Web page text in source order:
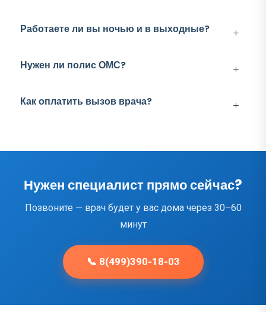
Работаете ли вы ночью и в выходные?
Нужен ли полис ОМС?
Как оплатить вызов врача?
Нужен специалист прямо сейчас?
Позвоните — врач будет у вас дома через 30–60
минут
📞 8(499)390-18-03